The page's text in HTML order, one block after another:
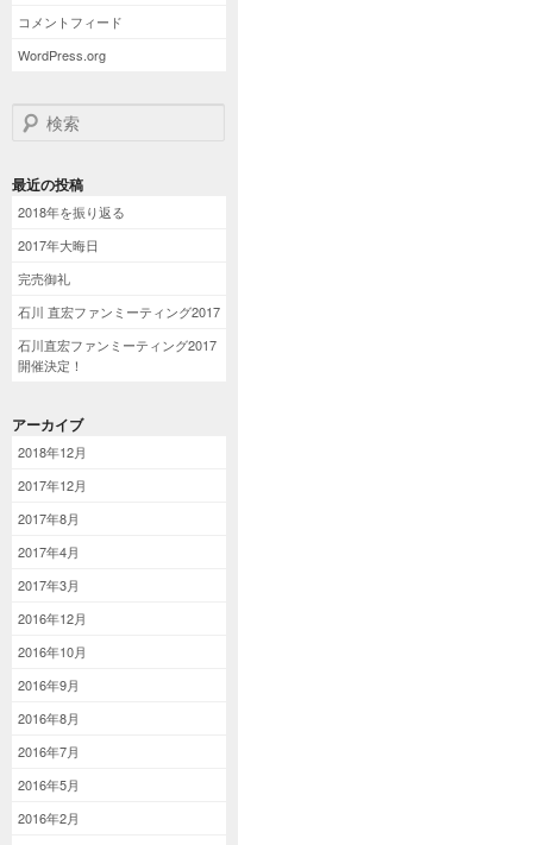
コメントフィード
WordPress.org
検索
最近の投稿
2018年を振り返る
2017年大晦日
完売御礼
石川 直宏ファンミーティング2017
石川直宏ファンミーティング2017
開催決定！
アーカイブ
2018年12月
2017年12月
2017年8月
2017年4月
2017年3月
2016年12月
2016年10月
2016年9月
2016年8月
2016年7月
2016年5月
2016年2月